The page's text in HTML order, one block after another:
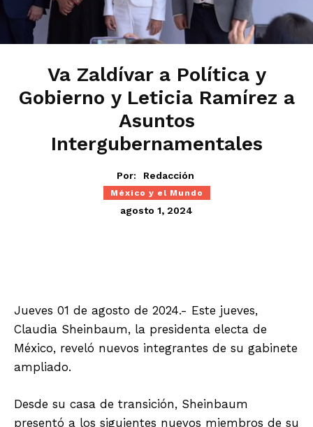
Va Zaldívar a Política y
Gobierno y Leticia Ramírez a
Asuntos
Intergubernamentales
Por: Redacción
México y el Mundo
agosto 1, 2024
Jueves 01 de agosto de 2024.- Este jueves,
Claudia Sheinbaum, la presidenta electa de
México, reveló nuevos integrantes de su gabinete
ampliado.
Desde su casa de transición, Sheinbaum
presentó a los siguientes nuevos miembros de su